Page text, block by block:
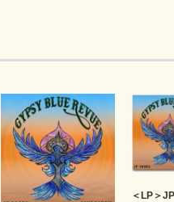
＜LP＞